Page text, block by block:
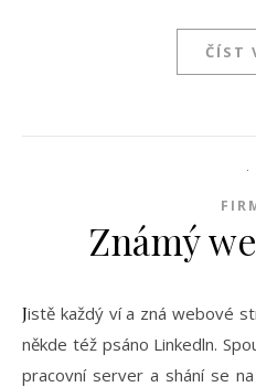
ČÍST
Známý
Jistě každý ví a zná webové stránky patřící Linkedinu. Nebo
někde též psáno Linkedln.
pracovní server a shání se